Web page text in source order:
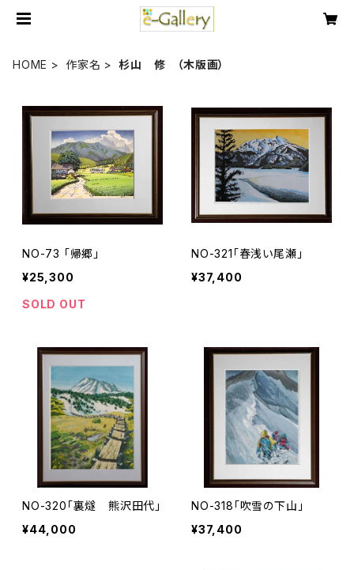
HOME 作家名 杉山 修 （木版画）
NO-73 「帰郷」
¥25,300
SOLD OUT
NO-321「春浅い尾瀬」
¥37,400
NO-320「裏燧 熊沢田代」
¥44,000
NO-318「吹雪の下山」
¥37,400